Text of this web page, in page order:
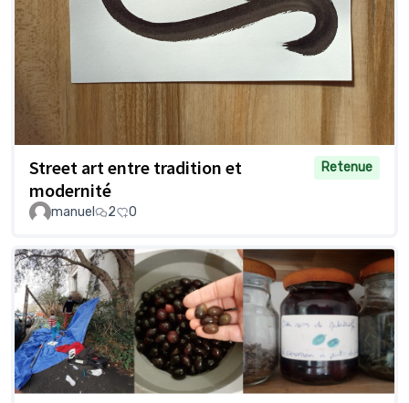
Street art entre tradition et
modernité
Retenue
manuel 2 0